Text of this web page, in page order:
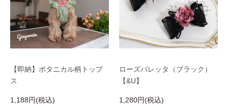
【即納】ボタニカル柄トップ
ス
1,188円(税込)
ローズバレッタ（ブラック）
【&U】
1,280円(税込)